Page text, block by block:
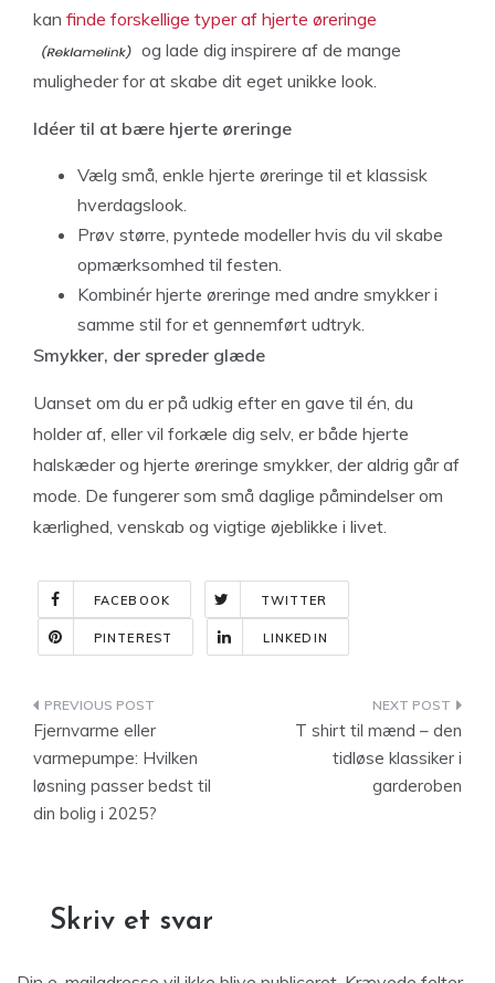
kan finde forskellige typer af hjerte øreringe
og lade dig inspirere af de mange
muligheder for at skabe dit eget unikke look.
Idéer til at bære hjerte øreringe
Vælg små, enkle hjerte øreringe til et klassisk
hverdagslook.
Prøv større, pyntede modeller hvis du vil skabe
opmærksomhed til festen.
Kombinér hjerte øreringe med andre smykker i
samme stil for et gennemført udtryk.
Smykker, der spreder glæde
Uanset om du er på udkig efter en gave til én, du
holder af, eller vil forkæle dig selv, er både hjerte
halskæder og hjerte øreringe smykker, der aldrig går af
mode. De fungerer som små daglige påmindelser om
kærlighed, venskab og vigtige øjeblikke i livet.
FACEBOOK TWITTER
PINTEREST LINKEDIN
Indlægsnavigation
Fjernvarme eller
varmepumpe: Hvilken
løsning passer bedst til
din bolig i 2025?
T shirt til mænd – den
tidløse klassiker i
garderoben
Skriv et svar